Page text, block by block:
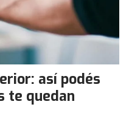
así podés
te quedan